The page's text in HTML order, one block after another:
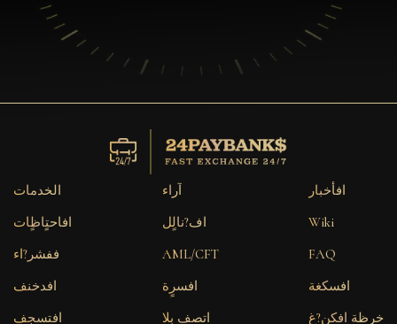
الخدمات
افاحتٍاظٍات
ففشر?اء
افدخنف
افتسجٍف
آراء
اف?نالٍل
AML/CFT
افسرٍة
اتصف بلا
افأخبار
Wiki
FAQ
افسكغة
خرٍظة افكن?غ